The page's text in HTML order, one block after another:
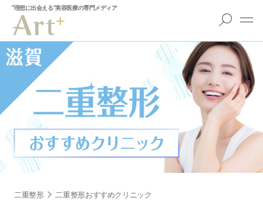
”理想に出会える”美容医療の専門メディア
二重整形 二重整形おすすめクリニック